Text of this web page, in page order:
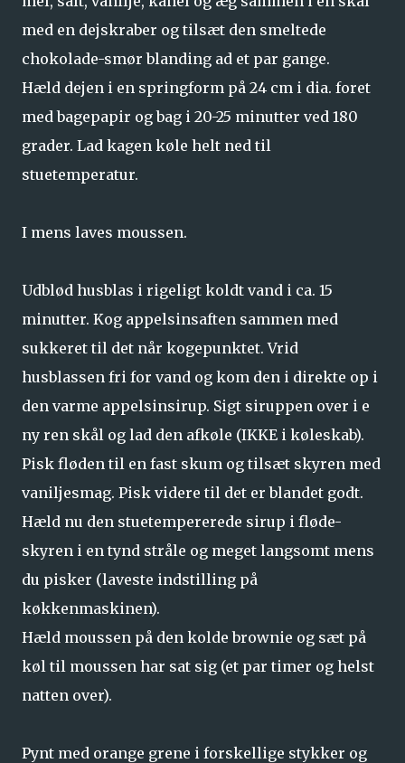
med en dejskraber og tilsæt den smeltede
chokolade-smør blanding ad et par gange.
Hæld dejen i en springform på 24 cm i dia. foret
med bagepapir og bag i 20-25 minutter ved 180
grader. Lad kagen køle helt ned til
stuetemperatur.
I mens laves moussen.
Udblød husblas i rigeligt koldt vand i ca. 15
minutter. Kog appelsinsaften sammen med
sukkeret til det når kogepunktet. Vrid
husblassen fri for vand og kom den i direkte op i
den varme appelsinsirup. Sigt siruppen over i e
ny ren skål og lad den afkøle (IKKE i køleskab).
Pisk fløden til en fast skum og tilsæt skyren med
vaniljesmag. Pisk videre til det er blandet godt.
Hæld nu den stuetempererede sirup i fløde-
skyren i en tynd stråle og meget langsomt mens
du pisker (laveste indstilling på
køkkenmaskinen).
Hæld moussen på den kolde brownie og sæt på
køl til moussen har sat sig (et par timer og helst
natten over).
Pynt med orange grene i forskellige stykker og